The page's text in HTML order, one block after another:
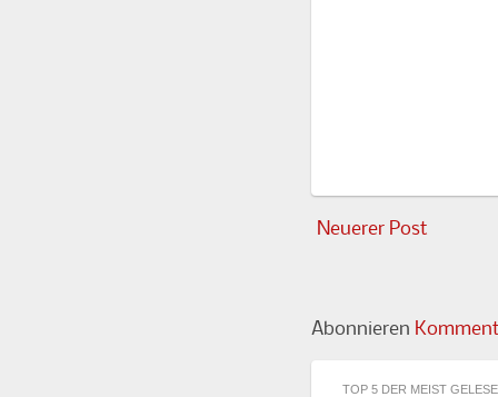
Neuerer Post
Abonnieren
TOP 5 DER MEIST